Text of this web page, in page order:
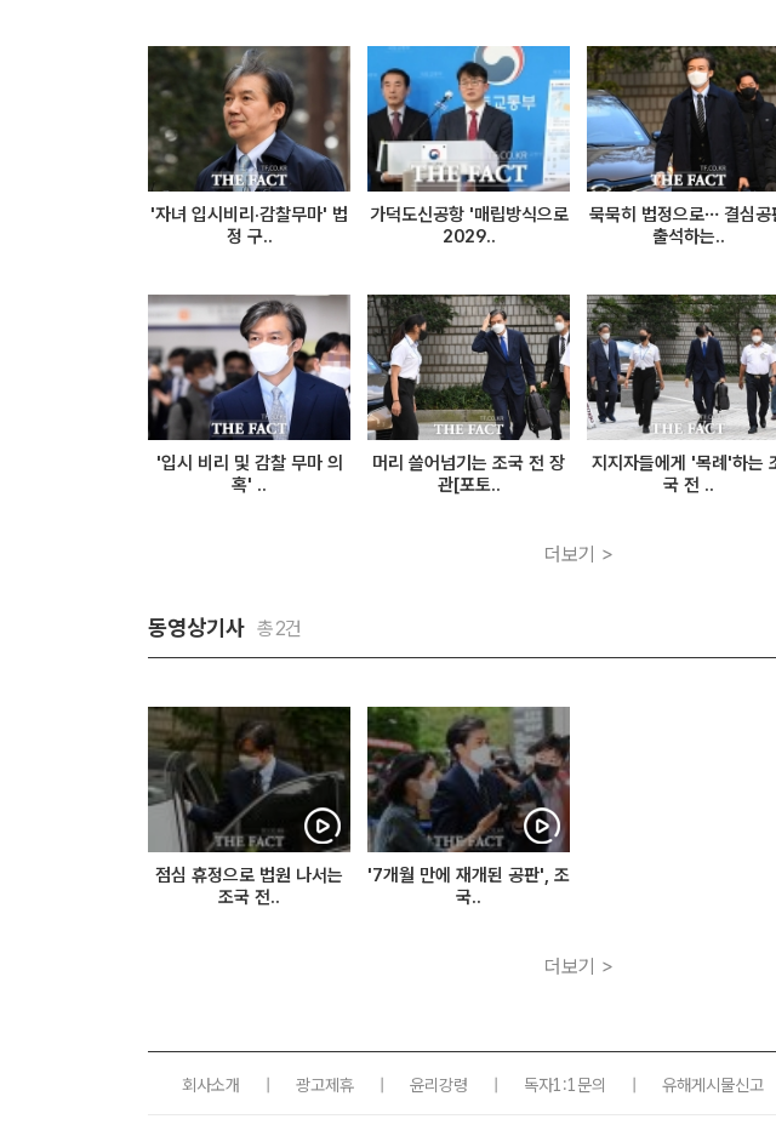
'자녀 입시비리·감찰무마' 법
정 구..
가덕도신공항 '매립방식으로
2029..
묵묵히 법정으로… 결심공
출석하는..
'입시 비리 및 감찰 무마 의
혹' ..
머리 쓸어넘기는 조국 전 장
관[포토..
지지자들에게 '목례'하는
국 전 ..
더보기 >
동영상기사 총2건
점심 휴정으로 법원 나서는
조국 전..
'7개월 만에 재개된 공판', 조
국..
더보기 >
회사소개 광고제휴 윤리강령 독자1:1문의 유해게시물신고